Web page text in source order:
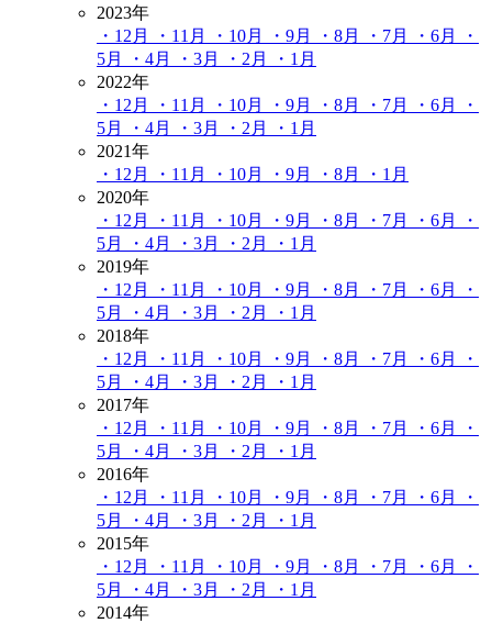
2023年
・12月
・11月 ・10月 ・9月 ・8月 ・7月 ・6月
・
5月
・4月 ・3月 ・2月
・1月
2022年
・12月
・11月 ・10月 ・9月 ・8月 ・7月 ・6月
・
5月
・4月 ・3月 ・2月
・1月
2021年
・12月
・11月 ・10月 ・9月 ・8月
・1月
2020年
・12月
・11月 ・10月 ・9月 ・8月 ・7月 ・6月
・
5月
・4月 ・3月 ・2月
・1月
2019年
・12月
・11月 ・10月 ・9月 ・8月 ・7月 ・6月
・
5月
・4月 ・3月 ・2月
・1月
2018年
・12月
・11月 ・10月 ・9月 ・8月 ・7月 ・6月
・
5月
・4月 ・3月 ・2月
・1月
2017年
・12月
・11月 ・10月 ・9月 ・8月 ・7月 ・6月
・
5月
・4月 ・3月 ・2月
・1月
2016年
・12月
・11月 ・10月 ・9月 ・8月 ・7月 ・6月
・
5月
・4月 ・3月 ・2月
・1月
2015年
・12月
・11月 ・10月 ・9月 ・8月 ・7月 ・6月
・
5月
・4月 ・3月 ・2月
・1月
2014年